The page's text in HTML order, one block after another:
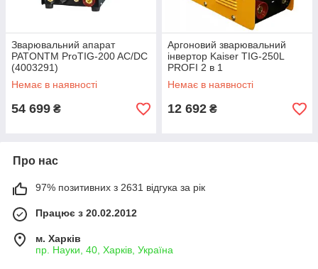
Зварювальний апарат
PATONTM ProTIG-200 AC/DC
(4003291)
Немає в наявності
54 699 ₴
Аргоновий зварювальний
інвертор Kaiser TIG-250L
PROFI 2 в 1
Немає в наявності
12 692 ₴
Про нас
97% позитивних з 2631 відгука за рік
Працює з 20.02.2012
м. Харків
пр. Науки, 40, Харків, Україна